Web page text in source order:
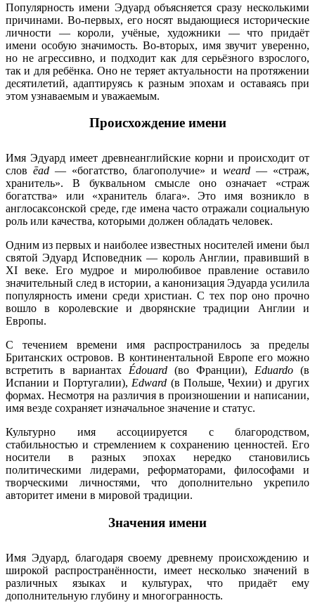
Популярность имени Эдуард объясняется сразу несколькими
причинами. Во-первых, его носят выдающиеся исторические
личности — короли, учёные, художники — что придаёт
имени особую значимость. Во-вторых, имя звучит уверенно,
но не агрессивно, и подходит как для серьёзного взрослого,
так и для ребёнка. Оно не теряет актуальности на протяжении
десятилетий, адаптируясь к разным эпохам и оставаясь при
этом узнаваемым и уважаемым.
Происхождение имени
Имя Эдуард имеет древнеанглийские корни и происходит от
слов ēad — «богатство, благополучие» и weard — «страж,
хранитель». В буквальном смысле оно означает «страж
богатства» или «хранитель блага». Это имя возникло в
англосаксонской среде, где имена часто отражали социальную
роль или качества, которыми должен обладать человек.
Одним из первых и наиболее известных носителей имени был
святой Эдуард Исповедник — король Англии, правивший в
XI веке. Его мудрое и миролюбивое правление оставило
значительный след в истории, а канонизация Эдуарда усилила
популярность имени среди христиан. С тех пор оно прочно
вошло в королевские и дворянские традиции Англии и
Европы.
С течением времени имя распространилось за пределы
Британских островов. В континентальной Европе его можно
встретить в вариантах Édouard (во Франции), Eduardo (в
Испании и Португалии),Edward (в Польше, Чехии) и других
формах. Несмотря на различия в произношении и написании,
имя везде сохраняет изначальное значение и статус.
Культурно имя ассоциируется с благородством,
стабильностью и стремлением к сохранению ценностей. Его
носители в разных эпохах нередко становились
политическими лидерами, реформаторами, философами и
творческими личностями, что дополнительно укрепило
авторитет имени в мировой традиции.
Значения имени
Имя Эдуард, благодаря своему древнему происхождению и
широкой распространённости, имеет несколько значений в
различных языках и культурах, что придаёт ему
дополнительную глубину и многогранность.